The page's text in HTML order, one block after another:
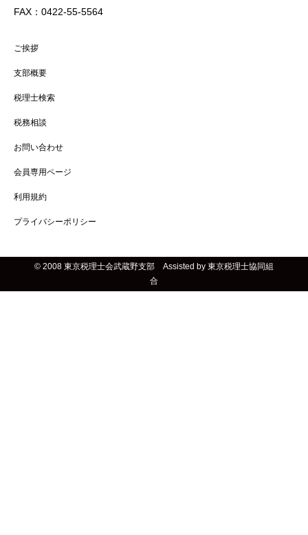
FAX：0422-55-5564
ご挨拶
支部概要
税理士検索
税務相談
お問い合わせ
会員専用ページ
利用規約
プライバシーポリシー
© 2008 東京税理士会武蔵野支部 Assisted by 東京税理士協同組
合